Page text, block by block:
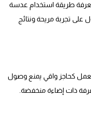
معرفة طريقة استخدام عدسة
على تجربة مريحة ونتائج
تعمل كحاجز واقي يمنع وصول
ذات إضاءة منخفضة.